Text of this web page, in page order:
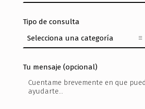
Tipo de consulta
Tu mensaje (opcional)